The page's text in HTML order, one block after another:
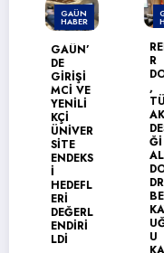
GAÜN
HABER
GAÜN’
GİRİŞİ
MCİ VE
YENİLİ
ÜNİVER
ENDEKS
HEDEFL
DEĞERL
ENDİRİ
GAÜN
HABER
REKTÖ
DOĞAN
TÜBİT
DESTE
ALAN
BERNA
UĞUR’